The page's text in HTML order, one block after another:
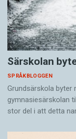
Särskolan
SPRÅKBLOGGEN
Grundsärskola byter
gymnasiesärskolan
stor del i att detta